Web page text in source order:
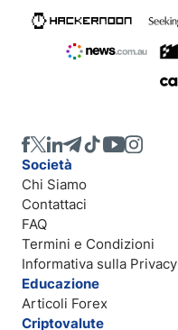
Società
Chi Siamo
Contattaci
FAQ
Termini e Condizioni
Informativa sulla Privacy
Educazione
Articoli Forex
Criptovalute